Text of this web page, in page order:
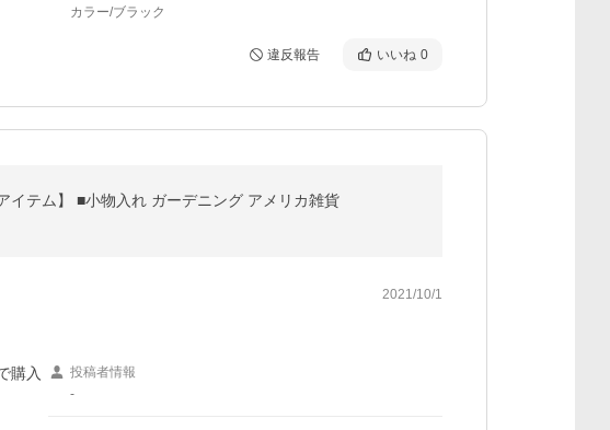
カラー/ブラック
違反報告 いいね 0
テム】 ■小物入れ ガーデニング アメリカ雑貨
2021/10/1
購入
投稿者情報
-